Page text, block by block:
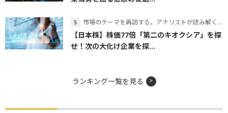
市場のテーマを再訪する。アナリストが読み解くテーマの本質
【日本株】株価77倍「第二のキオクシア」を探
せ！次の大化け企業を探...
ランキング一覧を見る